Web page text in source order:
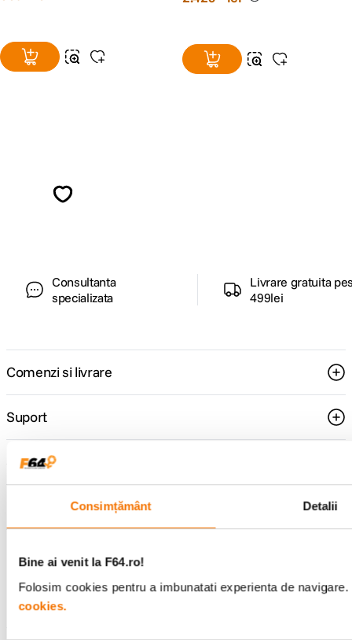
Consimțământ Detalii
Bine ai venit la F64.ro!
Folosim cookies pentru a imbunatati experienta de
cookies.
Consultanta
specializata
Livrare gratuita
499lei
Comenzi si livrare
Suport
Service si garantii
F64 Studio
Urmareste-ne